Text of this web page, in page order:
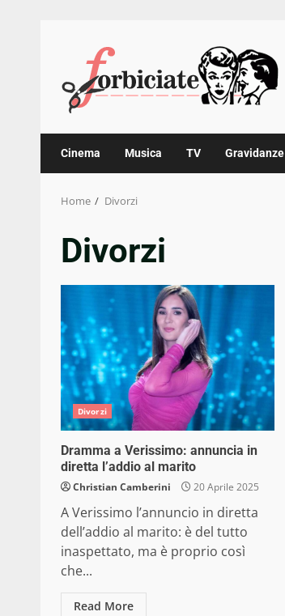
content
Cinema Musica TV Gravidanze
Home Divorzi
Divorzi
Divorzi
Dramma a Verissimo: annuncia in
diretta l’addio al marito
Christian Camberini 20 Aprile 2025
A Verissimo l’annuncio in diretta
dell’addio al marito: è del tutto
inaspettato, ma è proprio così
che...
Read More